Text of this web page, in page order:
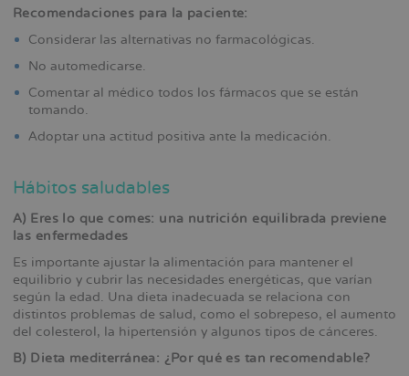
Recomendaciones para la paciente:
Considerar las alternativas no farmacológicas.
No automedicarse.
Comentar al médico todos los fármacos que se están
tomando.
Adoptar una actitud positiva ante la medicación.
Hábitos saludables
A) Eres lo que comes: una nutrición equilibrada previene
las enfermedades
Es importante ajustar la alimentación para mantener el
equilibrio y cubrir las necesidades energéticas, que varían
según la edad. Una dieta inadecuada se relaciona con
distintos problemas de salud, como el sobrepeso, el aumento
del colesterol, la hipertensión y algunos tipos de cánceres.
B) Dieta mediterránea: ¿Por qué es tan recomendable?